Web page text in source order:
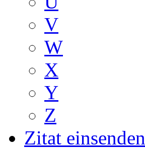
V
W
X
Y
Z
Zitat einsenden